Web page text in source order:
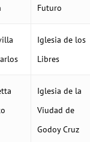
Futuro
Iglesia de los
Libres
Iglesia de la
Viudad de
Godoy Cruz